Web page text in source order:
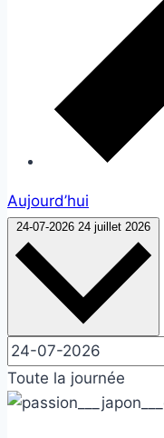
Aujourd’hui
24-07-2026 24 juillet 2026
Toute la journée